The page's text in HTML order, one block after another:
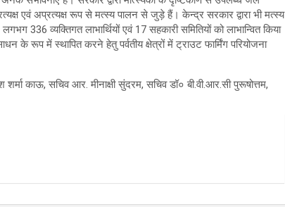
एवं अप्रत्यक्ष रूप से मत्स्य पालन से जुड़े हैं। केन्द्र सरकार द्वारा भी मत्स्य
336 व्यक्तिगत लाभार्थियों एवं 17 सहकारी समितियों को लाभान्वित किया
के रूप में स्थापित करने हेतु पर्वतीय क्षेत्रों में ट्राउट फार्मिंग परियोजना
काऊ, सचिव आर. मीनाक्षी सुंदरम, सचिव डॉ० बी.वी.आर.सी पुरूषोत्तम,